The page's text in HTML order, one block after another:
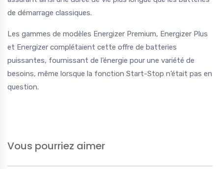
de démarrage classiques.
Les gammes de modèles Energizer Premium, Energizer Plus
et Energizer complétaient cette offre de batteries
puissantes, fournissant de l’énergie pour une variété de
besoins, même lorsque la fonction Start-Stop n’était pas en
question.
Vous pourriez aimer